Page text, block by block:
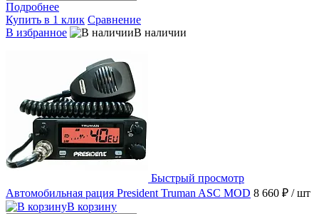
Подробнее
Купить в 1 клик Сравнение
В избранное
В наличии
Быстрый просмотр
Автомобильная рация President Truman ASC MOD 8 660 ₽ / шт
В корзину